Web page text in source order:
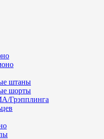
штаны
шорты
Грэпплинга